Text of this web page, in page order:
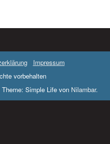
Impressum
vorbehalten
Theme: Simple Life von Nilambar.